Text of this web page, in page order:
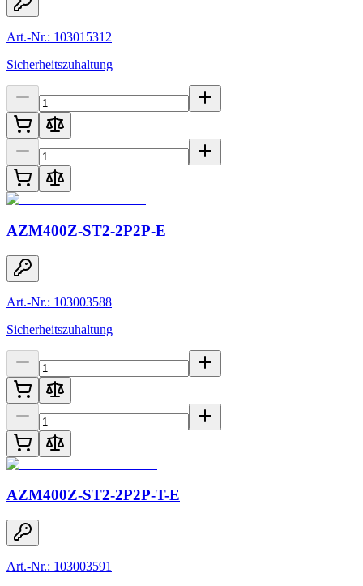
Art.-Nr.: 103015312
Sicherheitszuhaltung
AZM400Z-ST2-2P2P-E
Art.-Nr.: 103003588
Sicherheitszuhaltung
AZM400Z-ST2-2P2P-T-E
Art.-Nr.: 103003591